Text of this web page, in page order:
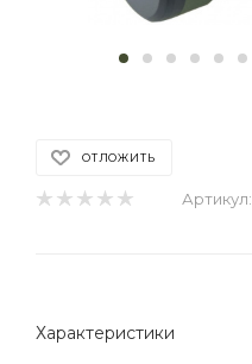
ОТЛОЖИТЬ
Артикул:
Характеристики